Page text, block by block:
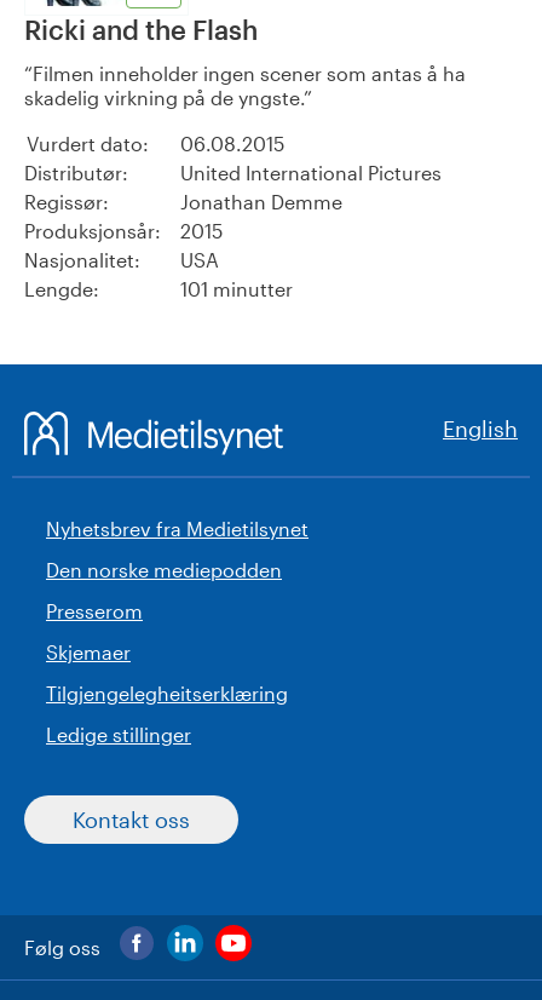
Ricki and the Flash
Filmen inneholder ingen scener som antas å ha
skadelig virkning på de yngste.
Vurdert dato:
06.08.2015
Distributør:
United International Pictures
Regissør:
Jonathan Demme
Produksjonsår:
2015
Nasjonalitet:
USA
Lengde:
101 minutter
English
Nyhetsbrev fra Medietilsynet
Den norske mediepodden
Presserom
Skjemaer
Tilgjengelegheitserklæring
Ledige stillinger
Kontakt oss
Følg oss